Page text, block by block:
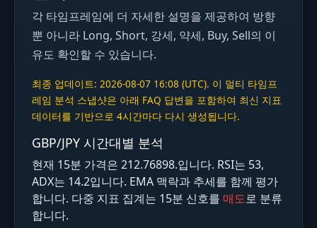
각 타임프레임에 더 자세한 설명을 제공하여 방향
뿐 아니라 Long, Short, 강세, 약세, Buy, Sell의 이
유도 확인할 수 있습니다.
최종 업데이트: 2026-08-07 16:08 (UTC). 이 멀티 타임프
레임 분석 스냅샷은 아래 FAQ 답변을 포함하여 최신 지표
데이터를 기반으로 4시간마다 다시 생성됩니다.
GBP/JPY 시간대별 분석
현재 15분 가격은 212.76898.입니다. RSI는 53,
ADX는 14.2입니다. EMA 맥락과 추세를 함께 평가
합니다. 다중 지표 집계는 15분 신호를 매도로 분류
합니다.